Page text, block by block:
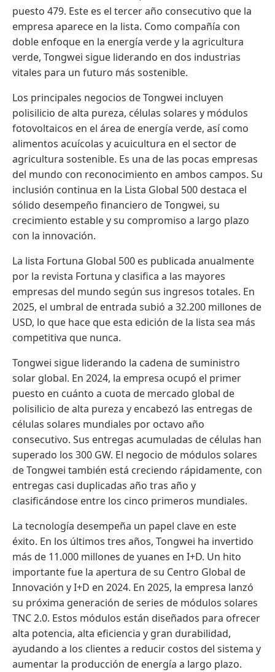
puesto 479. Este es el tercer año consecutivo que la
empresa aparece en la lista. Como compañía con
doble enfoque en la energía verde y la agricultura
verde, Tongwei sigue liderando en dos industrias
vitales para un futuro más sostenible.
Los principales negocios de Tongwei incluyen
polisilicio de alta pureza, células solares y módulos
fotovoltaicos en el área de energía verde, así como
alimentos acuícolas y acuicultura en el sector de
agricultura sostenible. Es una de las pocas empresas
del mundo con reconocimiento en ambos campos. Su
inclusión continua en la Lista Global 500 destaca el
sólido desempeño financiero de Tongwei, su
crecimiento estable y su compromiso a largo plazo
con la innovación.
La lista Fortuna Global 500 es publicada anualmente
por la revista Fortuna y clasifica a las mayores
empresas del mundo según sus ingresos totales. En
2025, el umbral de entrada subió a 32.200 millones de
USD, lo que hace que esta edición de la lista sea más
competitiva que nunca.
Tongwei sigue liderando la cadena de suministro
solar global. En 2024, la empresa ocupó el primer
puesto en cuánto a cuota de mercado global de
polisilicio de alta pureza y encabezó las entregas de
células solares mundiales por octavo año
consecutivo. Sus entregas acumuladas de células han
superado los 300 GW. El negocio de módulos solares
de Tongwei también está creciendo rápidamente, con
entregas casi duplicadas año tras año y
clasificándose entre los cinco primeros mundiales.
La tecnología desempeña un papel clave en este
éxito. En los últimos tres años, Tongwei ha invertido
más de 11.000 millones de yuanes en I+D. Un hito
importante fue la apertura de su Centro Global de
Innovación y I+D en 2024. En 2025, la empresa lanzó
su próxima generación de series de módulos solares
TNC 2.0. Estos módulos están diseñados para ofrecer
alta potencia, alta eficiencia y gran durabilidad,
ayudando a los clientes a reducir costos del sistema y
aumentar la producción de energía a largo plazo.